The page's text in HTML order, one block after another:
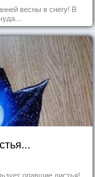
весны в снегу! В
опавшие листья!